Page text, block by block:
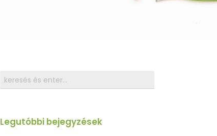
Legutóbbi bejegyzések